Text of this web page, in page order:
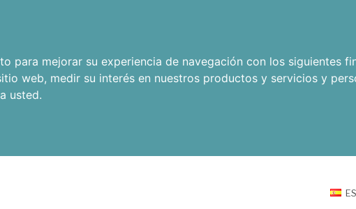
para mejorar su experiencia de navegación con los siguientes
web, medir su interés en nuestros productos y servicios y
usted.
ES